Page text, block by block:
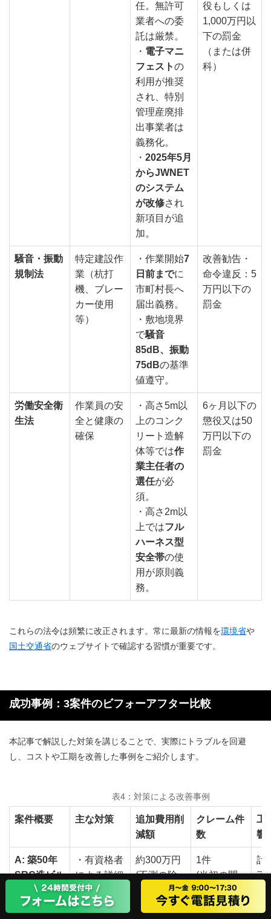
任。無許可
業者への委
託は厳禁。
・ 電子マニ
フェストの
利用が推奨
され、特別
管理産廃排
出事業者は
義務化。
・ 2025年5月
からJWNET
のシステム
が改修され
新項目が追
加。
役もしくは
1,000万円以
下の罰金
（または併
科）
騒音・振動
規制法
特定建設作
業（杭打
機、ブレー
カー使用
等）
・作業開始7
日前までに
市町村長へ
届出義務。
・敷地境界
で騒音
85dB、振動
75dBの基準
値遵守。
改善勧告・
命令違反：5
万円以下の
罰金
労働安全衛
生法
作業員の安
全と健康の
確保
・高さ5m以
上のコンク
リート造解
体等では作
業主任者の
選任が必
須。
・高さ2m以
上ではフル
ハーネス型
安全帯の使
用が原則義
務。
6ヶ月以下の
懲役又は50
万円以下の
罰金
これらの法令は頻繁に改正されます。常に最新の情報を環境省や
国土交通省のウェブサイトで確認する習慣が重要です。
成功事例：3案件のビフォーアフター比較
本記事で解説した対策を講じることで、実際にトラブルを回避
し、コストや工期を改善した事例をご紹介します。
表4：対策による改善事例
案件概要 主な対策
追加費用削
減額
クレーム件
数
工
響
A: 築50年
SRC造ビル
(アスベス
トリスク
・有資格者
による詳細
な事前調査
・レベル別
約300万円
(不測の除
去費を回
1件
(当初の問
合せのみ)
計
了